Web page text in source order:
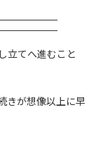
立てへ進むこと
きが想像以上に早